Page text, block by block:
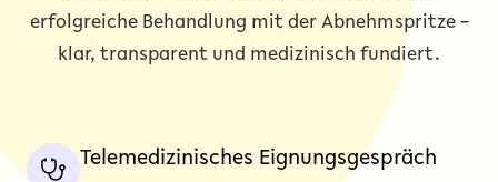
erfolgreiche Behandlung mit der Abnehmspritze –
klar, transparent und medizinisch fundiert.
Telemedizinisches Eignungsgespräch